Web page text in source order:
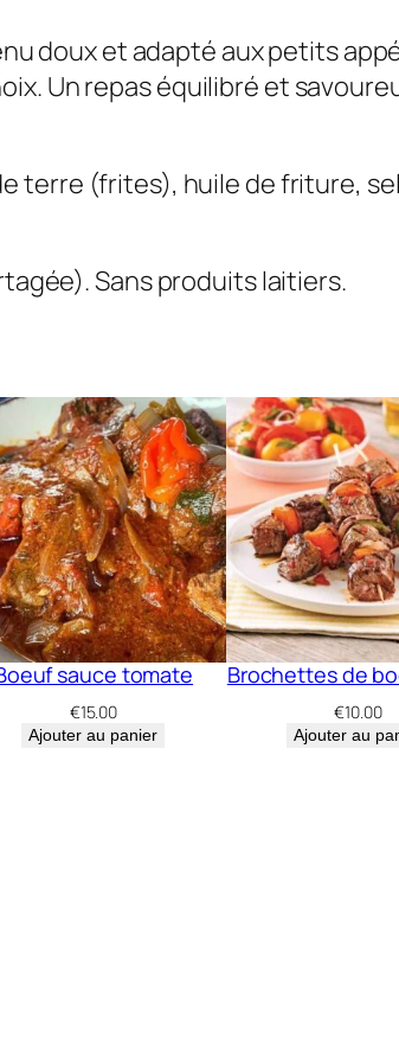
a
n
doux et adapté aux petits
Un repas équilibré et
terre (frites), huile de friture,
Sans produits laitiers.
sauce tomate
€15.00
Ajouter au panier
Brochettes de
€10.00
Ajouter au